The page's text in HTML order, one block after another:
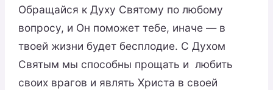
Обращайся к Духу Святому по любому
вопросу, и Он поможет тебе, иначе — в
твоей жизни будет бесплодие. С Духом
Святым мы способны прощать и любить
своих врагов и являть Христа в своей